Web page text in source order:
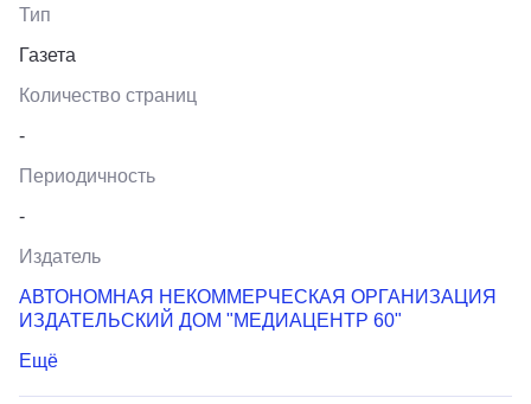
Тип
Газета
Количество страниц
-
Периодичность
-
Издатель
АВТОНОМНАЯ НЕКОММЕРЧЕСКАЯ ОРГАНИЗАЦИЯ
ИЗДАТЕЛЬСКИЙ ДОМ "МЕДИАЦЕНТР 60"
Ещё